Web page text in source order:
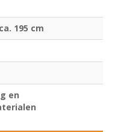
195 cm
en